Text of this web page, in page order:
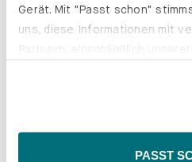
Gerät. Mit "Passt schon"
uns, diese Informationen mit
der EU, beispielsweise in den
Inhalte eingeschränkt sein
PASST
Schubladenkästen. Stabil